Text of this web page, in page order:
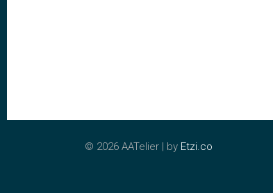
© 2026 AATelier | by Etzi.co